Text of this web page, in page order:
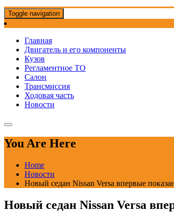
Toggle navigation
Главная
Двигатель и его компоненты
Кузов
Регламентное ТО
Салон
Трансмиссия
Ходовая часть
Новости
You Are Here
Home
Новости
Новый седан Nissan Versa впервые
Новый седан Nissan Versa